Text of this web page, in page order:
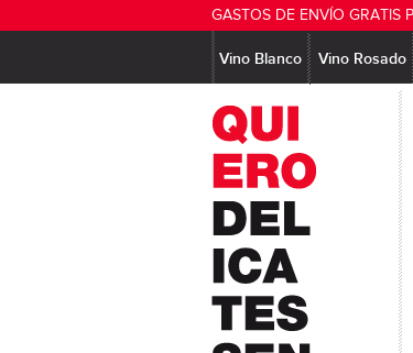
GASTOS DE ENVÍO GRATIS
Vino Blanco Vino Rosado